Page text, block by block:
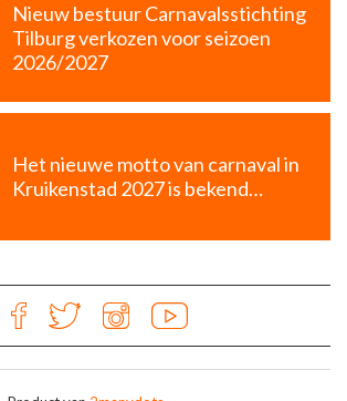
Nieuw bestuur Carnavalsstichting
Tilburg verkozen voor seizoen
2026/2027
Het nieuwe motto van carnaval in
Kruikenstad 2027 is bekend…